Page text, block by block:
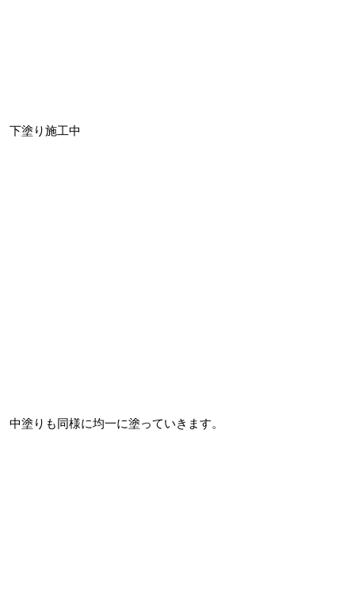
下塗り施工中
中塗りも同様に均一に塗っていきます。